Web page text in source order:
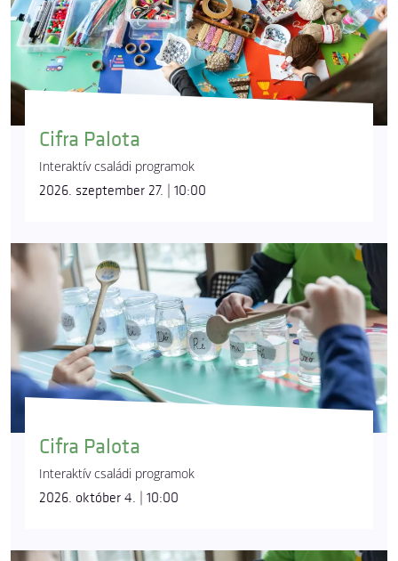
Cifra Palota
Interaktív családi programok
2026. szeptember 27. | 10:00
Cifra Palota
Interaktív családi programok
2026. október 4. | 10:00